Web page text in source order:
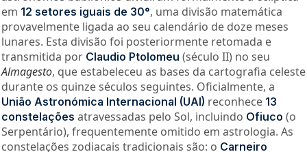
em 12 setores iguais de 30°, uma divisão matemática
provavelmente ligada ao seu calendário de doze meses
lunares. Esta divisão foi posteriormente retomada e
transmitida por Claudio Ptolomeu (século II) no seu
Almagesto, que estabeleceu as bases da cartografia celeste
durante os quinze séculos seguintes. Oficialmente, a
União Astronómica Internacional (UAI) reconhece 13
constelações atravessadas pelo Sol, incluindo Ofiuco (o
Serpentário), frequentemente omitido em astrologia. As
constelações zodiacais tradicionais são: o Carneiro